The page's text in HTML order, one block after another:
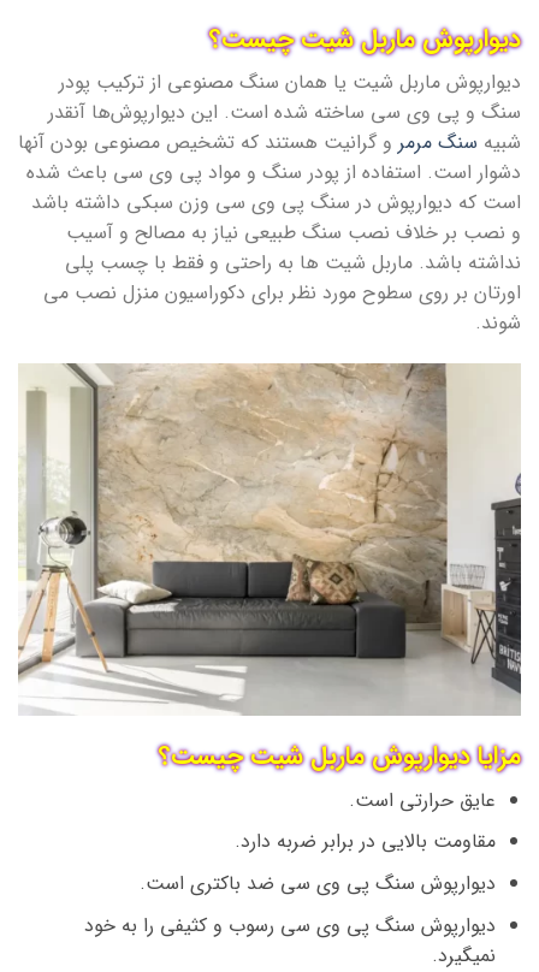
دیوارپوش ماربل شیت چیست؟
دیوارپوش ماربل شیت یا همان سنگ مصنوعی از ترکیب پودر
سنگ و پی وی سی ساخته شده است. این دیوارپوش‌ها آنقدر
شبیه سنگ مرمر و گرانیت هستند که تشخیص مصنوعی بودن آنها
دشوار است. استفاده از پودر سنگ و مواد پی وی سی باعث شده
است که دیوارپوش در سنگ پی وی سی وزن سبکی داشته باشد
و نصب بر خلاف نصب سنگ طبیعی نیاز به مصالح و آسیب
نداشته باشد. ماربل شیت ها به راحتی و فقط با چسب پلی
اورتان بر روی سطوح مورد نظر برای دکوراسیون منزل نصب می
شوند.
مزایا دیوارپوش ماربل شیت چیست؟
عایق حرارتی است.
مقاومت بالایی در برابر ضربه دارد.
دیوارپوش سنگ پی وی سی ضد باکتری است.
دیوارپوش سنگ پی وی سی رسوب و کثیفی را به خود
نمیگیرد.